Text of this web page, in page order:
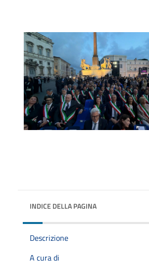
INDICE DELLA PAGINA
Descrizione
A cura di